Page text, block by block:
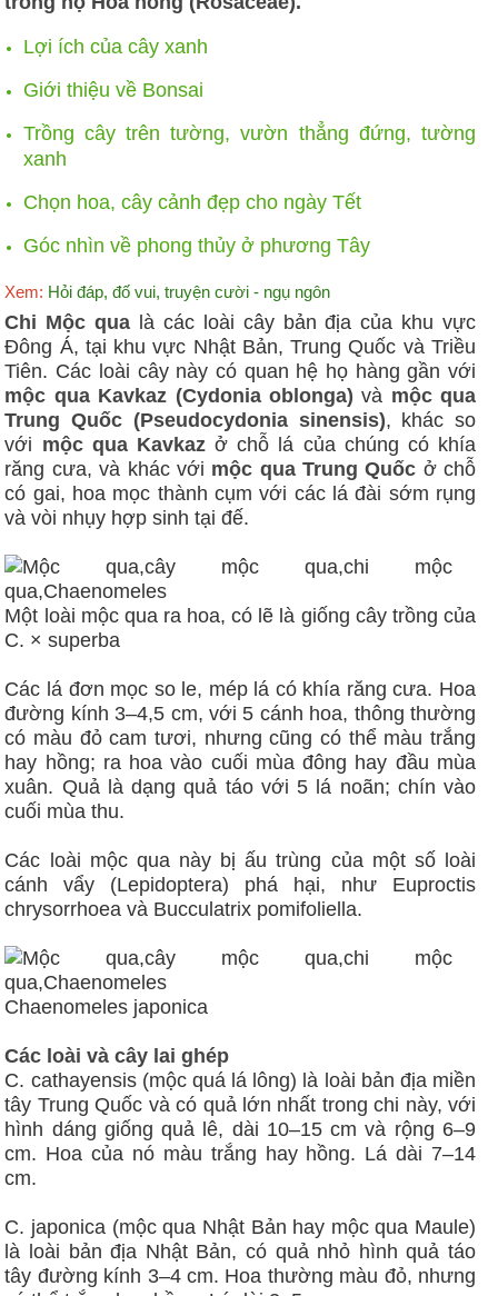
Lợi ích của cây xanh
Giới thiệu về Bonsai
Trồng cây trên tường, vườn thẳng đứng, tường
xanh
Chọn hoa, cây cảnh đẹp cho ngày Tết
Góc nhìn về phong thủy ở phương Tây
Xem: Hỏi đáp, đố vui, truyện cười - ngụ ngôn
Chi Mộc qua là các loài cây bản địa của khu vực
Đông Á, tại khu vực Nhật Bản, Trung Quốc và Triều
Tiên. Các loài cây này có quan hệ họ hàng gần với
mộc qua Kavkaz (Cydonia oblonga) và mộc qua
Trung Quốc (Pseudocydonia sinensis), khác so
với mộc qua Kavkazở chỗ lá của chúng có khía
răng cưa, và khác với mộc qua Trung Quốc ở chỗ
có gai, hoa mọc thành cụm với các lá đài sớm rụng
và vòi nhụy hợp sinh tại đế.
Một loài mộc qua ra hoa, có lẽ là giống cây trồng của
C. × superba
Các lá đơn mọc so le, mép lá có khía răng cưa. Hoa
đường kính 3–4,5 cm, với 5 cánh hoa, thông thường
có màu đỏ cam tươi, nhưng cũng có thể màu trắng
hay hồng; ra hoa vào cuối mùa đông hay đầu mùa
xuân. Quả là dạng quả táo với 5 lá noãn; chín vào
cuối mùa thu.
Các loài mộc qua này bị ấu trùng của một số loài
cánh vẩy (Lepidoptera) phá hại, như Euproctis
chrysorrhoea và Bucculatrix pomifoliella.
Chaenomeles japonica
Các loài và cây lai ghép
C. cathayensis (mộc quá lá lông) là loài bản địa miền
tây Trung Quốc và có quả lớn nhất trong chi này, với
hình dáng giống quả lê, dài 10–15 cm và rộng 6–9
cm. Hoa của nó màu trắng hay hồng. Lá dài 7–14
cm.
C. japonica (mộc qua Nhật Bản hay mộc qua Maule)
là loài bản địa Nhật Bản, có quả nhỏ hình quả táo
tây đường kính 3–4 cm. Hoa thường màu đỏ, nhưng